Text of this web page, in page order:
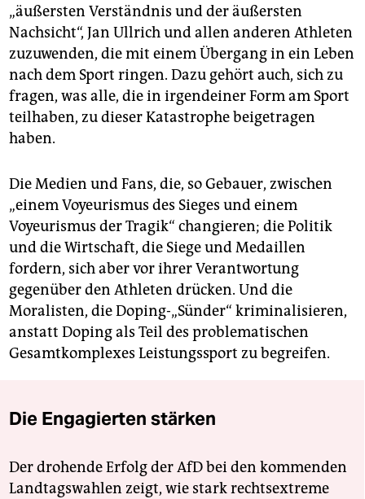
„äußersten Verständnis und der äußersten
Nachsicht“, Jan Ullrich und allen anderen Athleten
zuzuwenden, die mit einem Übergang in ein Leben
nach dem Sport ringen. Dazu gehört auch, sich zu
fragen, was alle, die in irgendeiner Form am Sport
teilhaben, zu dieser Katastrophe beigetragen
haben.
Die Medien und Fans, die, so Gebauer, zwischen
„einem Voyeurismus des Sieges und einem
Voyeurismus der Tragik“ changieren; die Politik
und die Wirtschaft, die Siege und Medaillen
fordern, sich aber vor ihrer Verantwortung
gegenüber den Athleten drücken. Und die
Moralisten, die Doping-„Sünder“ kriminalisieren,
anstatt Doping als Teil des problematischen
Gesamtkomplexes Leistungssport zu begreifen.
Die Engagierten stärken
Der drohende Erfolg der AfD bei den kommenden
Landtagswahlen zeigt, wie stark rechtsextreme